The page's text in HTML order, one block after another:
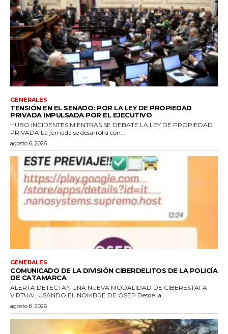
GENERALES
TENSIÓN EN EL SENADO: POR LA LEY DE PROPIEDAD
PRIVADA IMPULSADA POR EL EJECUTIVO
HUBO INCIDENTES MIENTRAS SE DEBATE LA LEY DE PROPIEDAD
PRIVADA La jornada se desarrolla con...
agosto 6, 2026
GENERALES
COMUNICADO DE LA DIVISIÓN CIBERDELITOS DE LA POLICÍA
DE CATAMARCA
ALERTA DETECTAN UNA NUEVA MODALIDAD DE CIBERESTAFA
VIRTUAL USANDO EL NOMBRE DE OSEP Desde la...
agosto 6, 2026